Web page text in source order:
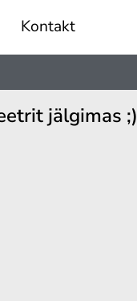
Kontakt
jälgimas ;)